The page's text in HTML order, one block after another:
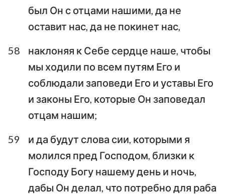
был Он с отцами нашими, да не
оставит нас, да не покинет нас,
58
наклоняя к Себе сердце наше, чтобы
мы ходили по всем путям Его и
соблюдали заповеди Его и уставы Его
и законы Его, которые Он заповедал
отцам нашим;
59
и да будут слова сии, которыми я
молился пред Господом, близки к
Господу Богу нашему день и ночь,
дабы Он делал, что потребно для раба